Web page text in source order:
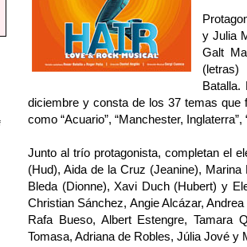
y Julia
Galt
Batalla.
diciembre y consta de los 37 temas que
como “Acuario”, “Manchester, Inglaterra”,
Junto al trío protagonista, completan el
(Hud), Aida de la Cruz (Jeanine),
Bleda (Dionne), Xavi Duch (Hubert) y
Christian Sánchez, Angie Alcázar,
Rafa Bueso, Albert Estengre, Tamara
Tomasa, Adriana de Robles, Júlia Jové y